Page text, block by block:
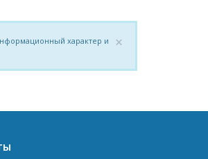
×
характер и